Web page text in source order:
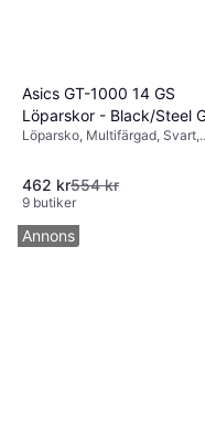
Asics GT-1000 14 GS
Löparskor - Black/Steel
Löparsko, Multifärgad, Svart,
462 kr554 kr
9 butiker
Annons